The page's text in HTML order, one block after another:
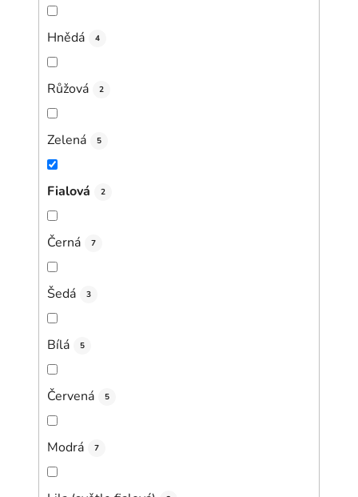
Hnědá 4
Růžová 2
Zelená 5
Fialová 2
Černá 7
Šedá 3
Bílá 5
Červená 5
Modrá 7